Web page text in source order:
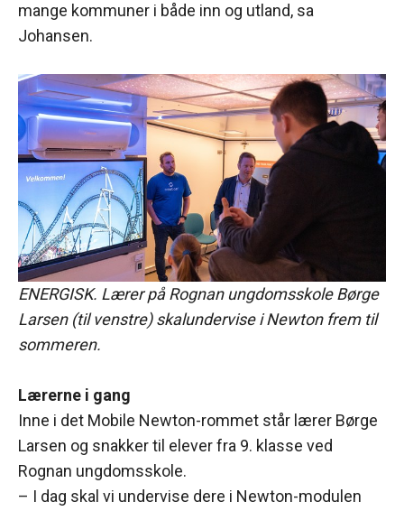
mange kommuner i både inn og utland, sa
Johansen.
ENERGISK. Lærer på Rognan ungdomsskole Børge
Larsen (til venstre) skalundervise i Newton frem til
sommeren.
Lærerne i gang
Inne i det Mobile Newton-rommet står lærer Børge
Larsen og snakker til elever fra 9. klasse ved
Rognan ungdomsskole.
– I dag skal vi undervise dere i Newton-modulen